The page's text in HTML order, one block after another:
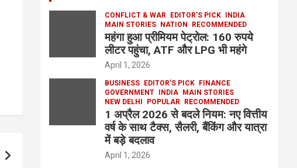
CONFLICT & WAR EDITOR'S PICK INDIA
MAIN STORIES NATION RECOMMENDED
महंगा हुआ प्रीमियम पेट्रोल: 160 रुपये
लीटर पहुंचा, ATF और LPG भी महंगे
April 1, 2026
BUSINESS EDITOR'S PICK FINANCE
GOVERNMENT INDIA MAIN STORIES
NEW DELHI
POPULAR RECOMMENDED
1 अप्रैल 2026 से बदले नियम: नए वित्तीय
वर्ष के साथ टैक्स, सैलरी, बैंकिंग और यात्रा
में बड़े बदलाव
April 1, 2026